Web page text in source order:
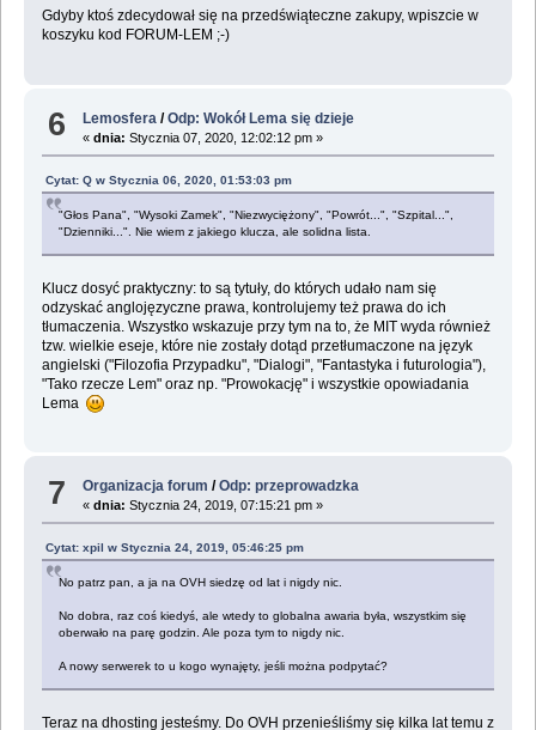
Gdyby ktoś zdecydował się na przedświąteczne zakupy, wpiszcie w
koszyku kod FORUM-LEM ;-)
6 Lemosfera /Odp: Wokół Lema się dzieje
«dnia: Stycznia 07, 2020, 12:02:12 pm »
Cytat: Q w Stycznia 06, 2020, 01:53:03 pm
"Głos Pana", "Wysoki Zamek", "Niezwyciężony", "Powrót...", "Szpital...",
"Dzienniki...". Nie wiem z jakiego klucza, ale solidna lista.
Klucz dosyć praktyczny: to są tytuły, do których udało nam się
odzyskać anglojęzyczne prawa, kontrolujemy też prawa do ich
tłumaczenia. Wszystko wskazuje przy tym na to, że MIT wyda również
tzw. wielkie eseje, które nie zostały dotąd przetłumaczone na język
angielski ("Filozofia Przypadku", "Dialogi", "Fantastyka i futurologia"),
"Tako rzecze Lem" oraz np. "Prowokację" i wszystkie opowiadania
Lema
7 Organizacja forum /Odp: przeprowadzka
«dnia: Stycznia 24, 2019, 07:15:21 pm »
Cytat: xpil w Stycznia 24, 2019, 05:46:25 pm
No patrz pan, a ja na OVH siedzę od lat i nigdy nic.
No dobra, raz coś kiedyś, ale wtedy to globalna awaria była, wszystkim się
oberwało na parę godzin. Ale poza tym to nigdy nic.
A nowy serwerek to u kogo wynajęty, jeśli można podpytać?
Teraz na dhosting jesteśmy. Do OVH przenieśliśmy się kilka lat temu z